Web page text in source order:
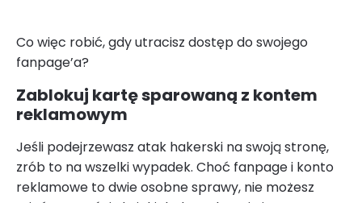
Co więc robić, gdy utracisz dostęp do swojego
fanpage’a?
Zablokuj kartę sparowaną z kontem
reklamowym
Jeśli podejrzewasz atak hakerski na swoją stronę,
zrób to na wszelki wypadek. Choć fanpage i konto
reklamowe to dwie osobne sprawy, nie możesz